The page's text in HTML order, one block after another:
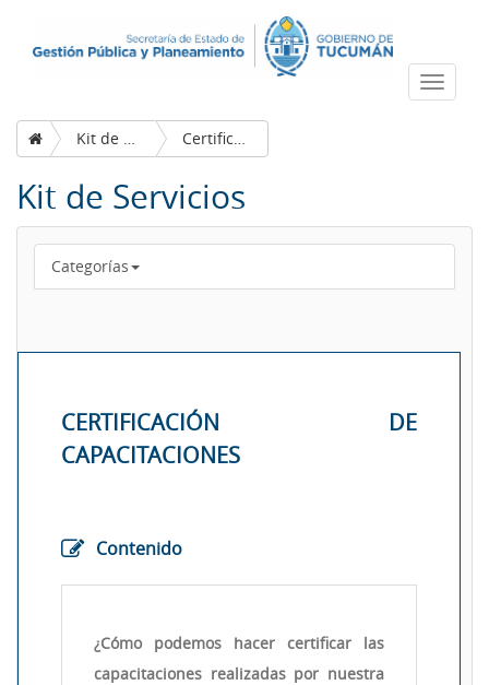
Kit de Servicios
Certificación de capacitaciones
Kit de Servicios
Categorías
CERTIFICACIÓN DE
CAPACITACIONES
Contenido
¿Cómo podemos hacer certificar las
capacitaciones realizadas por nuestra